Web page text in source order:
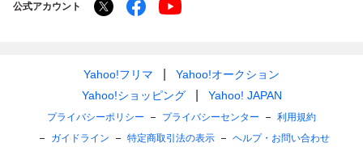
公式アカウント
Yahoo!フリマ
Yahoo!オークション
Yahoo!ショッピング
Yahoo! JAPAN
プライバシーポリシー プライバシーセンター
利用規約
ガイドライン
特定商取引法の表示 ヘルプ・お問い合わせ